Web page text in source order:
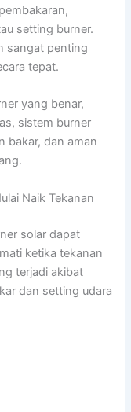
setting burner.
sangat penting
tepat.
yang benar,
sistem burner
bakar, dan aman
Naik Tekanan
solar dapat
ketika tekanan
terjadi akibat
dan setting udara